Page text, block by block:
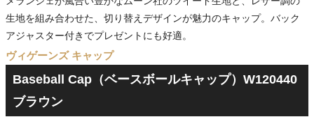
生地を組み合わせた、切り替えデザインが魅力のキャップ。バック
アジャスター付きでプレゼントにも好適。
ヴィゲーンズ キャップ
Baseball Cap（ベースボールキャップ）W120440
ブラウン